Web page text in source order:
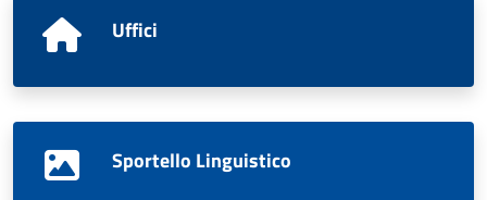
Uffici
Sportello Linguistico